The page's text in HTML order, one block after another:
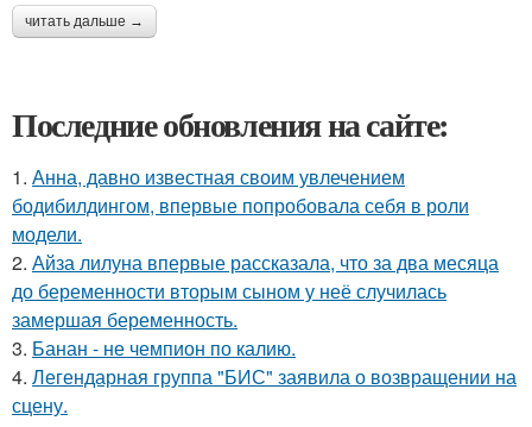
читать дальше →
Последние обновления на сайте:
1. Анна, давно известная своим увлечением
бодибилдингом, впервые попробовала себя в роли
модели.
2. Айза лилуна впервые рассказала, что за два месяца
до беременности вторым сыном у неё случилась
замершая беременность.
3. Банан - не чемпион по калию.
4. Легендарная группа "БИС" заявила о возвращении на
сцену.